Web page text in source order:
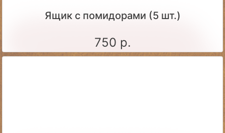
Ящик c помидорами (5 шт.)
750 р.